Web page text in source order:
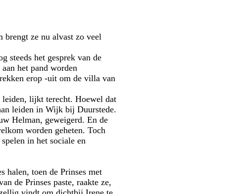
brengt ze nu alvast zo veel
steeds het gesprek van de
het pand worden
erop -uit om de villa van
leiden, lijkt terecht. Hoewel dat
leiden in Wijk bij Duurstede.
Helman, geweigerd. En de
worden geheten. Toch
in het sociale en
halen, toen de Prinses met
de Prinses paste, raakte ze,